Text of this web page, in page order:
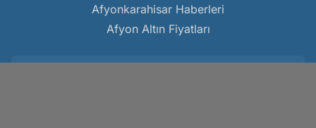
Afyonkarahisar Haberleri
Afyon Altın Fiyatları